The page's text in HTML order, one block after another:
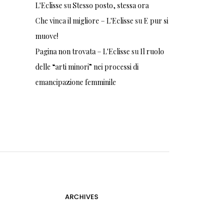
L'Eclisse suStesso posto, stessa ora
Che vinca il migliore – L'Eclisse suE pur si
muove!
Pagina non trovata – L'Eclisse suIl ruolo
delle “arti minori” nei processi di
emancipazione femminile
ARCHIVES